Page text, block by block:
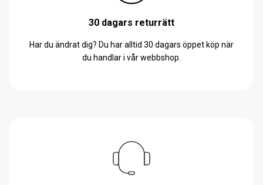
30 dagars returrätt
Har du ändrat dig? Du har alltid 30 dagars öppet köp när
du handlar i vår webbshop.